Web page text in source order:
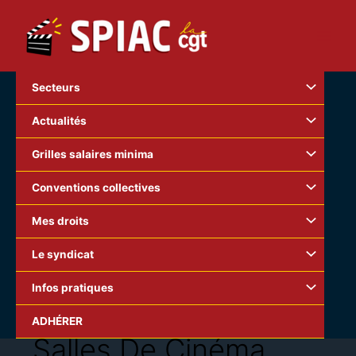
contenu
Secteurs
Actualités
Grilles salaires minima
Conventions collectives
Mes droits
Le syndicat
Infos pratiques
ADHÉRER